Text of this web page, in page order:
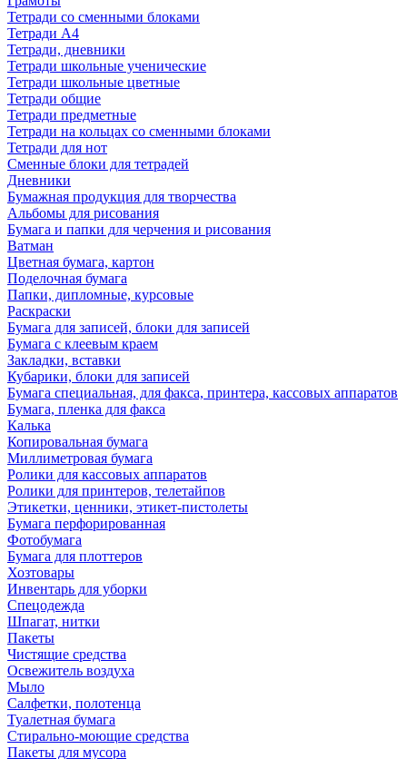
Тетради со сменными блоками
Тетради А4
Тетради, дневники
Тетради школьные ученические
Тетради школьные цветные
Тетради общие
Тетради предметные
Тетради на кольцах со сменными блоками
Тетради для нот
Сменные блоки для тетрадей
Дневники
Бумажная продукция для творчества
Альбомы для рисования
Бумага и папки для черчения и рисования
Ватман
Цветная бумага, картон
Поделочная бумага
Папки, дипломные, курсовые
Раскраски
Бумага для записей, блоки для записей
Бумага с клеевым краем
Закладки, вставки
Кубарики, блоки для записей
Бумага специальная, для факса, принтера, кассовых аппаратов
Бумага, пленка для факса
Калька
Копировальная бумага
Миллиметровая бумага
Ролики для кассовых аппаратов
Ролики для принтеров, телетайпов
Этикетки, ценники, этикет-пистолеты
Бумага перфорированная
Фотобумага
Бумага для плоттеров
Хозтовары
Инвентарь для уборки
Спецодежда
Шпагат, нитки
Пакеты
Чистящие средства
Освежитель воздуха
Мыло
Салфетки, полотенца
Туалетная бумага
Стирально-моющие средства
Пакеты для мусора